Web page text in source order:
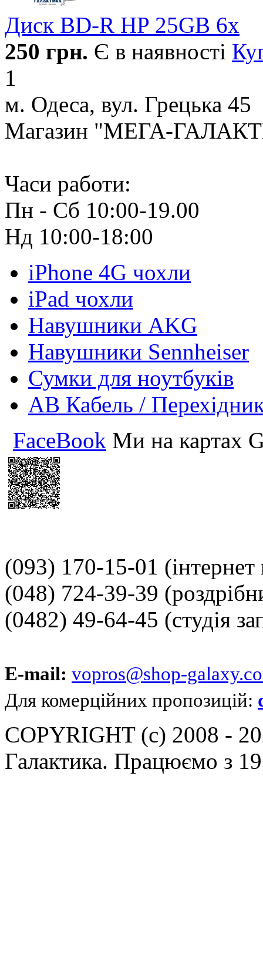
Диск BD-R HP 25GB 6x
250 грн. Є в наявності
1
м. Одеса, вул. Грецька 45
Магазин "МЕГА-
Часи работи:
Пн - Сб 10:00-19.00
Нд 10:00-18:00
iPhone 4G чохли
iPad чохли
Навушники AKG
Навушники Sennheiser
Сумки для ноутбуків
АВ Кабель /
FaceBook Ми на картах
(093) 170-15-01
(048) 724-39-39
(0482) 49-64-45 (студія
E-mail: vopros@shop-
Для комерційних пропозицій:
COPYRIGHT (c) 2008 -
Галактика. Працюємо з